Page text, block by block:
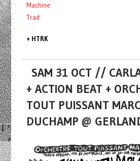
Machine
Trad
+ HTRK
SAM 31 OCT //
+ ACTION BEAT +
TOUT PUISSANT
DUCHAMP @